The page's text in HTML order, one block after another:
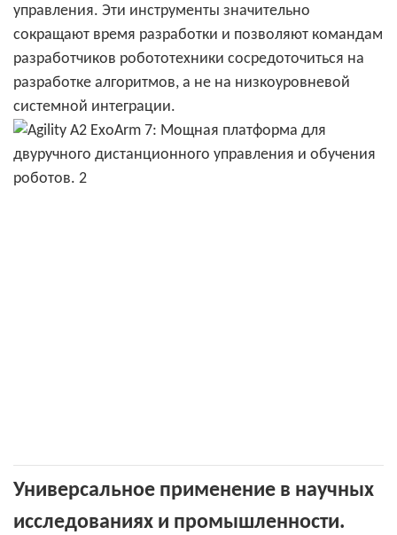
управления. Эти инструменты значительно
сокращают время разработки и позволяют командам
разработчиков робототехники сосредоточиться на
разработке алгоритмов, а не на низкоуровневой
системной интеграции.
Универсальное применение в научных
исследованиях и промышленности.